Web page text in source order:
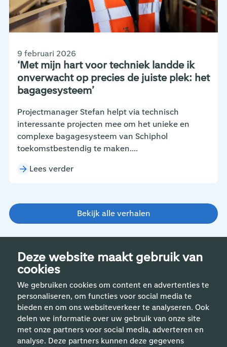
Deze website maakt gebruik van
cookies
We gebruiken cookies om content en advertenties te
personaliseren, om functies voor social media te
bieden en om ons websiteverkeer te analyseren. Ook
delen we informatie over uw gebruik van onze site
met onze partners voor social media, adverteren en
analyse. Deze partners kunnen deze gegevens
‘Met mijn hart voor techniek landde ik
onverwacht op precies de juiste plek: het
bagagesysteem’
9 februari 2026
Projectmanager Stefan helpt via technisch
interessante projecten mee om het unieke en
complexe bagagesysteem van Schiphol
toekomstbestendig te maken....
Lees verder
Bekijk alle verhalen